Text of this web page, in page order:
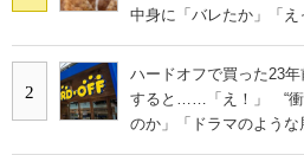
中身に「バレたか」「え
2
ハードオフで買った23
すると……「え！」 “衝
のか」「ドラマのような